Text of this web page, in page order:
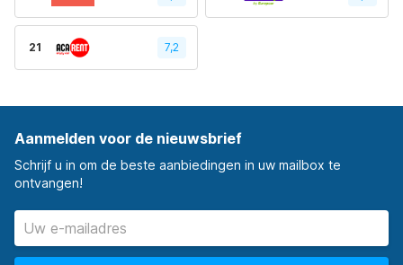
21 7,2
Aanmelden voor de nieuwsbrief
Schrijf u in om de beste aanbiedingen in uw mailbox te
ontvangen!